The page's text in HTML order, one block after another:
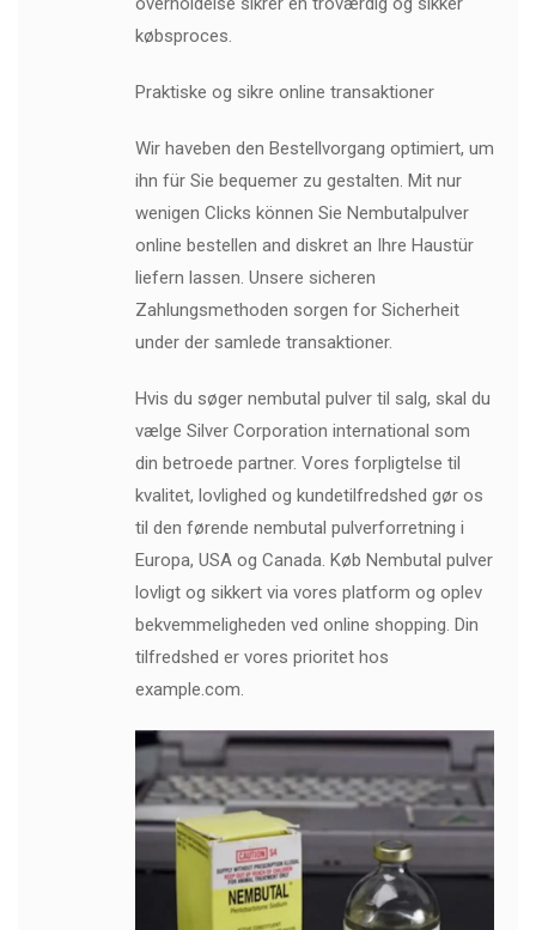
købsproces.
Praktiske og sikre online transaktioner
Wir haveben den Bestellvorgang optimiert, um
ihn für Sie bequemer zu gestalten. Mit nur
wenigen Clicks können Sie Nembutalpulver
online bestellen and diskret an Ihre Haustür
liefern lassen. Unsere sicheren
Zahlungsmethoden sorgen for Sicherheit
under der samlede transaktioner.
Hvis du søger nembutal pulver til salg, skal du
vælge Silver Corporation international som
din betroede partner. Vores forpligtelse til
kvalitet, lovlighed og kundetilfredshed gør os
til den førende nembutal pulverforretning i
Europa, USA og Canada. Køb Nembutal pulver
lovligt og sikkert via vores platform og oplev
bekvemmeligheden ved online shopping. Din
tilfredshed er vores prioritet hos
example.com.